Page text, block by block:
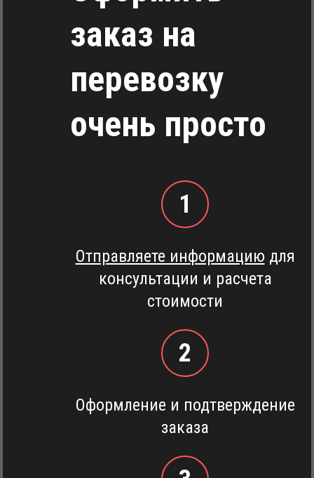
заказ на
перевозку
очень просто
1
Отправляете информацию для
консультации и расчета
стоимости
2
Оформление и подтверждение
заказа